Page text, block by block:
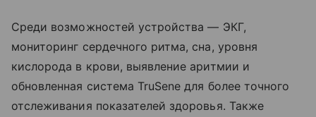
Среди возможностей устройства — ЭКГ,
мониторинг сердечного ритма, сна, уровня
кислорода в крови, выявление аритмии и
обновленная система TruSene для более точного
отслеживания показателей здоровья. Также